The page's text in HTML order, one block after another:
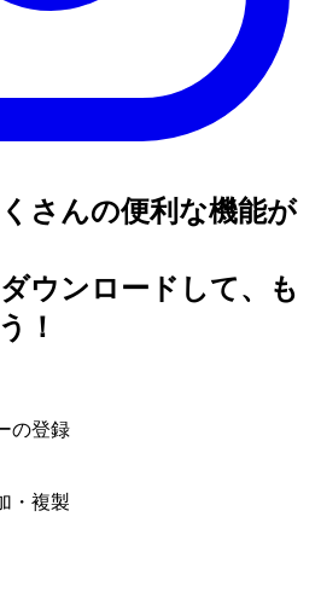
さんの便利な機能が
ウンロードして、も
！
の登録
・複製